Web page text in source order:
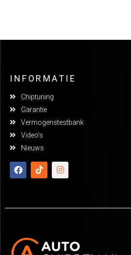
INFORMATIE
Chiptuning
Garantie
Vermogenstestbank
Video's
Nieuws